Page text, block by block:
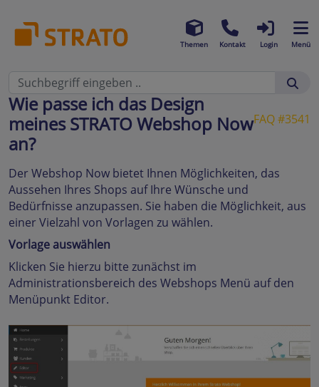
Themen Kontakt Login Menü
FAQ #3541
Wie passe ich das Design
meines STRATO Webshop Now
an?
Der Webshop Now bietet Ihnen Möglichkeiten, das
Aussehen Ihres Shops auf Ihre Wünsche und
Bedürfnisse anzupassen. Sie haben die Möglichkeit, aus
einer Vielzahl von Vorlagen zu wählen.
Vorlage auswählen
Klicken Sie hierzu bitte zunächst im
Administrationsbereich des Webshops Menü auf den
Menüpunkt Editor.